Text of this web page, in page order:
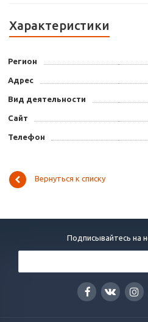
Характеристики
Регион
Адрес
Вид деятельности
Сайт
Телефон
Вернуться к списку
Подписывайтесь на